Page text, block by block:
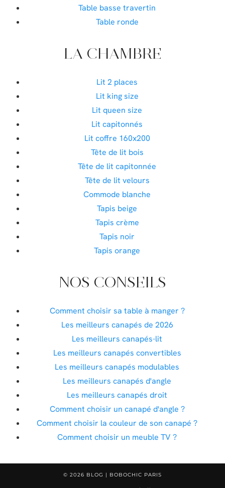
Table basse travertin
Table ronde
LA CHAMBRE
Lit 2 places
Lit king size
Lit queen size
Lit capitonnés
Lit coffre 160x200
Tête de lit bois
Tête de lit capitonnée
Tête de lit velours
Commode blanche
Tapis beige
Tapis crème
Tapis noir
Tapis orange
NOS CONSEILS
Comment choisir sa table à manger ?
Les meilleurs canapés de 2026
Les meilleurs canapés-lit
Les meilleurs canapés convertibles
Les meilleurs canapés modulables
Les meilleurs canapés d'angle
Les meilleurs canapés droit
Comment choisir un canapé d'angle ?
Comment choisir la couleur de son canapé ?
Comment choisir un meuble TV ?
© 2026 BLOG | BOBOCHIC PARIS